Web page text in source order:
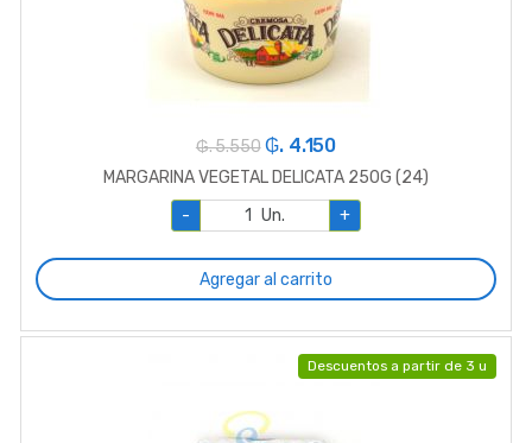
₲. 5.550 ₲. 4.150
MARGARINA VEGETAL DELICATA 250G (24)
-
Un. +
Agregar al carrito
Descuentos a partir de 3 u